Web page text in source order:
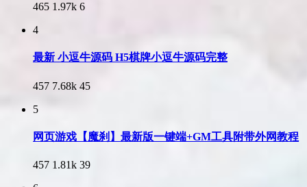
465 1.97k 6
4
最新 小逗牛源码 H5棋牌小逗牛源码完整
457 7.68k 45
5
网页游戏【魔刹】最新版一键端+GM工具附带外网教程
457 1.81k 39